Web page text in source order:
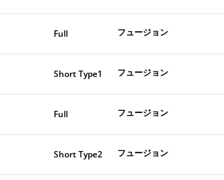
Full フュージョン
Short Type1 フュージョン
Full フュージョン
Short Type2 フュージョン